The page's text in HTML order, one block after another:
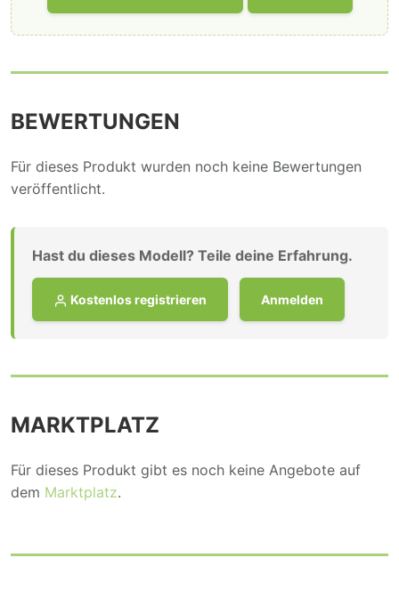
BEWERTUNGEN
Für dieses Produkt wurden noch keine Bewertungen
veröffentlicht.
Hast du dieses Modell? Teile deine Erfahrung.
Kostenlos registrieren Anmelden
MARKTPLATZ
Für dieses Produkt gibt es noch keine Angebote auf
dem Marktplatz.